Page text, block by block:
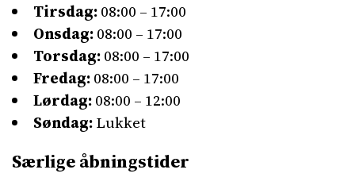
Tirsdag:08:00 – 17:00
Onsdag:08:00 – 17:00
Torsdag:08:00 – 17:00
Fredag:08:00 – 17:00
Lørdag:08:00 – 12:00
Søndag:Lukket
Særlige åbningstider